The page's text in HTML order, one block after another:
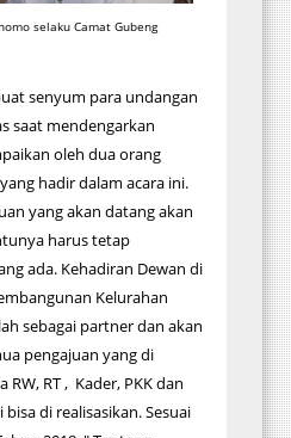
selaku Camat Gubeng
senyum para undangan
saat mendengarkan
oleh dua orang
hadir dalam acara ini.
yang akan datang akan
harus tetap
ada. Kehadiran Dewan di
Kelurahan
sebagai partner dan akan
pengajuan yang di
RT , Kader, PKK dan
di realisasikan. Sesuai